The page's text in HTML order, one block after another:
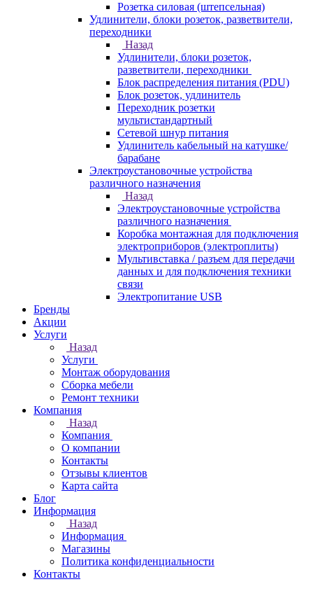
Розетка силовая (штепсельная)
Удлинители, блоки розеток, разветвители,
переходники
Назад
Удлинители, блоки розеток,
разветвители, переходники
Блок распределения питания (PDU)
Блок розеток, удлинитель
Переходник розетки
мультистандартный
Сетевой шнур питания
Удлинитель кабельный на катушке/
барабане
Электроустановочные устройства
различного назначения
Назад
Электроустановочные устройства
различного назначения
Коробка монтажная для подключения
электроприборов (электроплиты)
Мультивставка / разъем для передачи
данных и для подключения техники
связи
Электропитание USB
Бренды
Акции
Услуги
Назад
Услуги
Монтаж оборудования
Сборка мебели
Ремонт техники
Компания
Назад
Компания
О компании
Контакты
Отзывы клиентов
Карта сайта
Блог
Информация
Назад
Информация
Магазины
Политика конфиденциальности
Контакты